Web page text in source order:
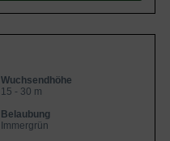
Wuchsendhöhe
15 - 30 m
Belaubung
Immergrün